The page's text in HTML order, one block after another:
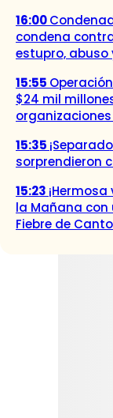
16:00
condena
estupro, abuso
15:55
$24 mil
15:35
sorprendieron
15:23
la Mañana
Fiebre de Canto